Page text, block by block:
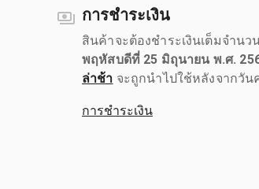
การชำระเงิน
สินค้าจะต้องชำระเงินเต็มจำนว
พฤหัสบดีที่ 25 มิถุนายน พ.ศ.
ล่าช้า จะถูกนำไปใช้หลังจากวั
การชำระเงิน